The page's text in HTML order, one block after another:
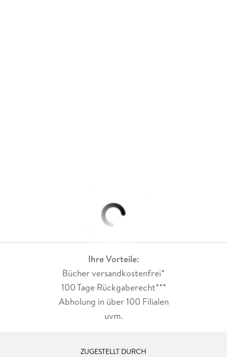
Ihre Vorteile:
Bücher versandkostenfrei*
100 Tage Rückgaberecht***
Abholung in über 100 Filialen
uvm.
ZUGESTELLT DURCH